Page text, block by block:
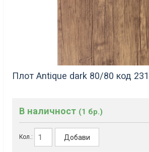
Плот Antique dark 80/80 код 231
В наличност (1 бр.)
Кол.: Добави